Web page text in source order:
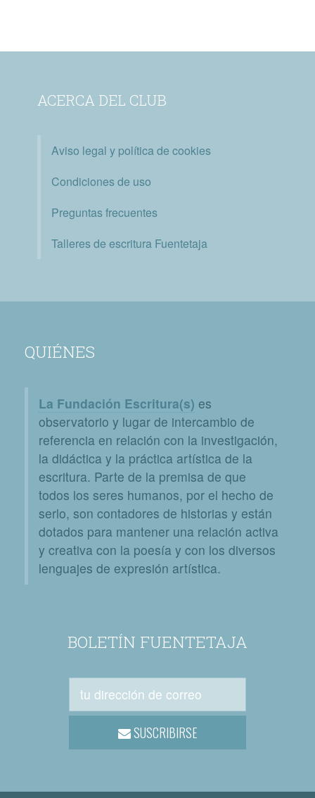
ACERCA DEL CLUB
Aviso legal y política de cookies
Condiciones de uso
Preguntas frecuentes
Talleres de escritura Fuentetaja
QUIÉNES
La Fundación Escritura(s) es
observatorio y lugar de intercambio de
referencia en relación con la investigación,
la didáctica y la práctica artística de la
escritura. Parte de la premisa de que
todos los seres humanos, por el hecho de
serlo, son contadores de historias y están
dotados para mantener una relación activa
y creativa con la poesía y con los diversos
lenguajes de expresión artística.
BOLETÍN FUENTETAJA
SUSCRIBIRSE